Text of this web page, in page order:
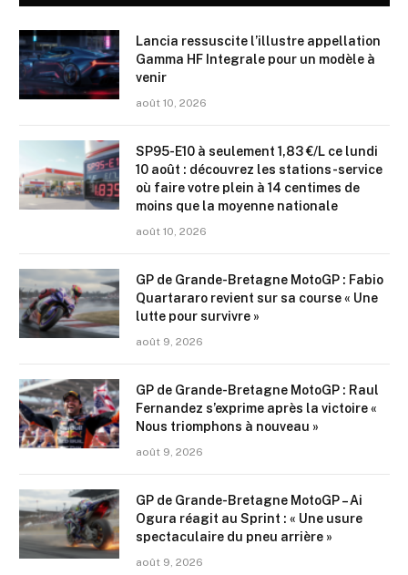
Lancia ressuscite l’illustre appellation
Gamma HF Integrale pour un modèle à
venir
août 10, 2026
SP95-E10 à seulement 1,83 €/L ce lundi
10 août : découvrez les stations-service
où faire votre plein à 14 centimes de
moins que la moyenne nationale
août 10, 2026
GP de Grande-Bretagne MotoGP : Fabio
Quartararo revient sur sa course « Une
lutte pour survivre »
août 9, 2026
GP de Grande-Bretagne MotoGP : Raul
Fernandez s’exprime après la victoire «
Nous triomphons à nouveau »
août 9, 2026
GP de Grande-Bretagne MotoGP – Ai
Ogura réagit au Sprint : « Une usure
spectaculaire du pneu arrière »
août 9, 2026